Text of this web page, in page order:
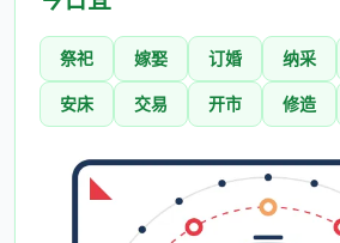
祭祀 嫁娶 订婚 纳采
安床
交易 开市 修造